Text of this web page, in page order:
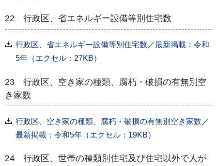
22 行政区、省エネルギー設備等別住宅数
行政区、省エネルギー設備等別住宅数／最新掲載：令和
5年（エクセル：27KB）
23 行政区、空き家の種類、腐朽・破損の有無別空
き家数
行政区、空き家の種類、腐朽・破損の有無別空き家数／
最新掲載：令和5年（エクセル：19KB）
24 行政区、世帯の種類別住宅及び住宅以外で人が